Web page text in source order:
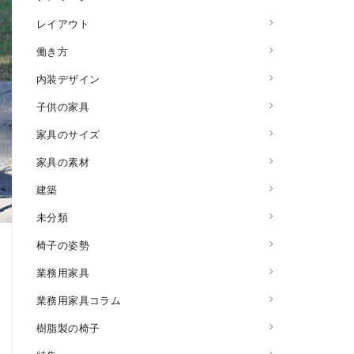
レイアウト
働き方
内装デザイン
子供の家具
家具のサイズ
家具の素材
建築
未分類
椅子の姿勢
業務用家具
業務用家具コラム
樹脂製の椅子